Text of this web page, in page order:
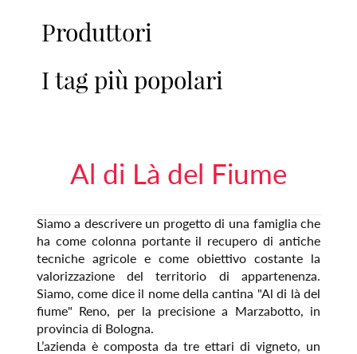
Produttori
I tag più popolari
Al di Là del Fiume
Siamo a descrivere un progetto di una famiglia che
ha come colonna portante il recupero di antiche
tecniche agricole e come obiettivo costante la
valorizzazione del territorio di appartenenza.
Siamo, come dice il nome della cantina "Al di là del
fiume" Reno, per la precisione a Marzabotto, in
provincia di Bologna.
L’azienda è composta da tre ettari di vigneto, un